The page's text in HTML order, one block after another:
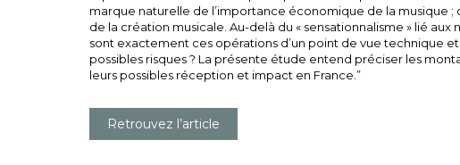
marque naturelle de l’importance économique de la musique
de la création musicale. Au-delà du « sensationnalisme » lié
sont exactement ces opérations d’un point de vue technique
possibles risques ? La présente étude entend préciser les
leurs possibles réception et impact en France.”
Retrouvez l’article